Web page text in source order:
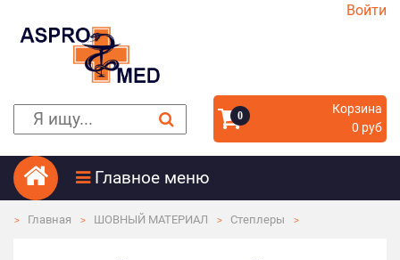
Войти
0
Корзина
0 руб
Главное меню
Главная ШОВНЫЙ МАТЕРИАЛ Степлеры